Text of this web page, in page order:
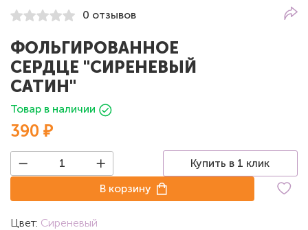
0 отзывов
ФОЛЬГИРОВАННОЕ
СЕРДЦЕ "СИРЕНЕВЫЙ
САТИН"
Товар в наличии
390 ₽
Купить в 1 клик
В корзину
Цвет: Сиреневый